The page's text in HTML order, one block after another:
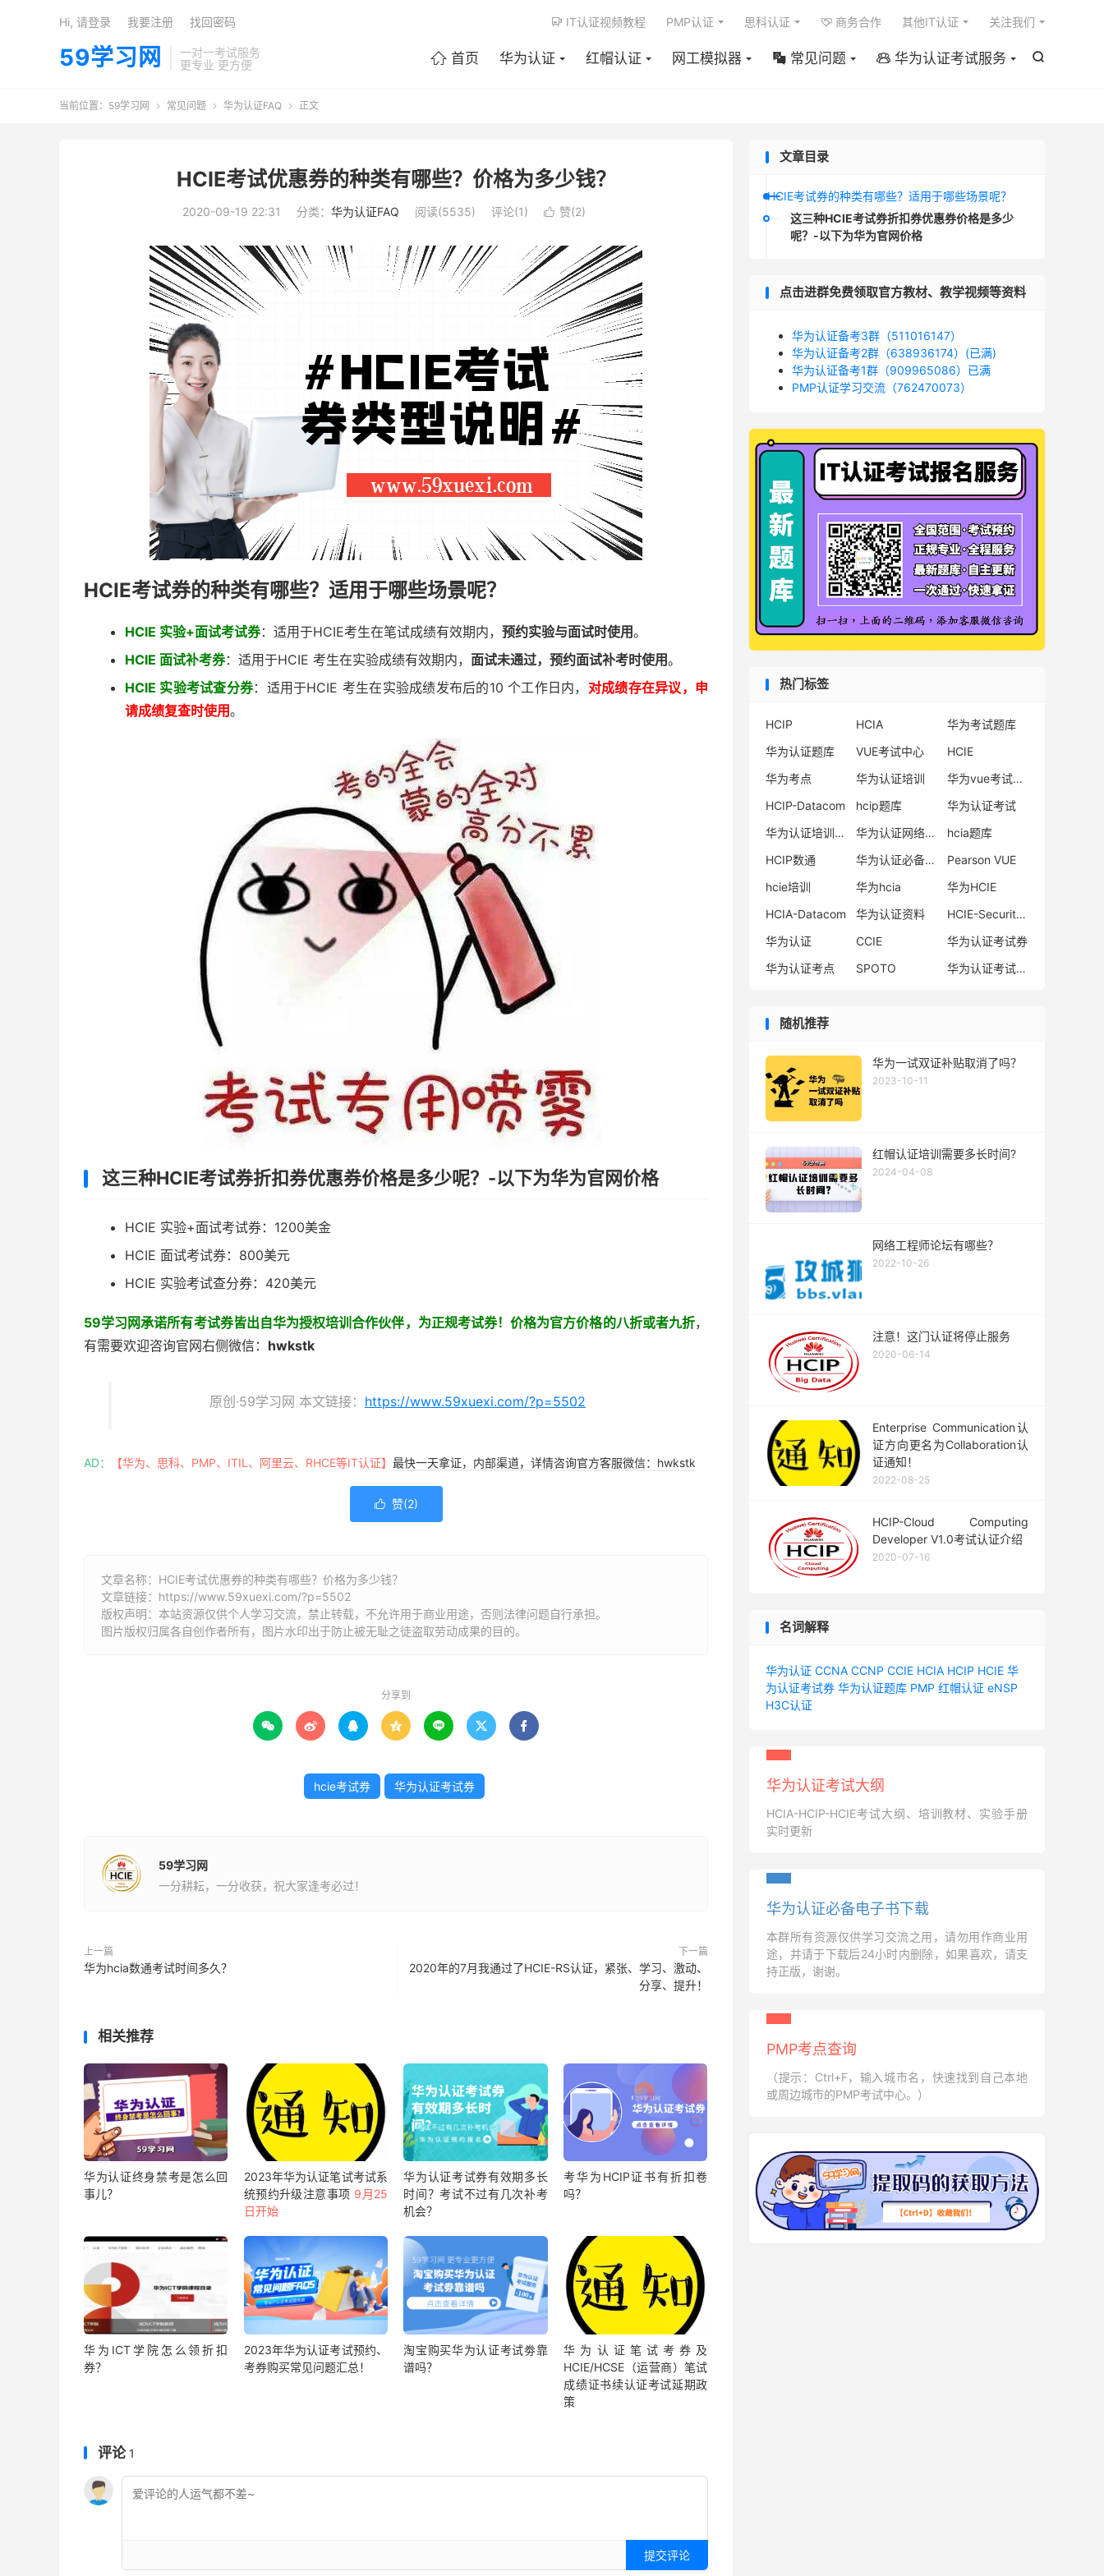
59学习网
一对一考试服务
更专业 更方便

 首页 华为认证 红帽认证 网工模拟器  常见问题  华为认证考试服务
 IT认证视频教程 PMP认证 思科认证  商务合作 其他IT认证 关注我们
Hi, 请登录 我要注册 找回密码
当前位置： 59学习网  常见问题  华为认证FAQ  正文
HCIE考试优惠券的种类有哪些？价格为多少钱？
2020-09-19 22:31 分类： 华为认证FAQ 阅读(5535) 评论(1)  赞(2)
HCIE考试券的种类有哪些？适用于哪些场景呢？
HCIE 实验+面试考试券：适用于HCIE考生在笔试成绩有效期内， 预约实验与面试时使用。
HCIE 面试补考券：适用于HCIE 考生在实验成绩有效期内， 面试未通过，预约面试补考时使用。
HCIE 实验考试查分券：适用于HCIE 考生在实验成绩发布后的10 个工作日内， 对成绩存在异议，申
请成绩复查时使用。
这三种HCIE考试券折扣券优惠券价格是多少呢？-以下为华为官网价格
HCIE 实验+面试考试券：1200美金
HCIE 面试考试券：800美元
HCIE 实验考试查分券：420美元
59学习网承诺所有考试券皆出自华为授权培训合作伙伴，为正规考试券！价格为官方价格的八折或者九折，
有需要欢迎咨询官网右侧微信： hwkstk
原创·59学习网 本文链接： https://www.59xuexi.com/?p=5502
AD： 【华为、思科、PMP、ITIL、阿里云、RHCE等IT认证】 最快一天拿证，内部渠道，详情咨询官方客服微信：hwkstk
 赞(2)
文章名称：HCIE考试优惠券的种类有哪些？价格为多少钱？
文章链接： https://www.59xuexi.com/?p=5502
版权声明：本站资源仅供个人学习交流，禁止转载，不允许用于商业用途，否则法律问题自行承担。
图片版权归属各自创作者所有，图片水印出于防止被无耻之徒盗取劳动成果的目的。
分享到
      
hcie考试券 华为认证考试券
59学习网
一分耕耘，一分收获，祝大家逢考必过！
上一篇
华为hcia数通考试时间多久？
下一篇
2020年的7月我通过了HCIE-RS认证，紧张、学习、激动、
分享、提升！
相关推荐
华为认证终身禁考是怎么回
事儿？
2023年华为认证笔试考试系
统预约升级注意事项 9月25
日开始
华为认证考试券有效期多长
时间？考试不过有几次补考
机会？
考华为HCIP证书有折扣卷
吗？
华为ICT学院怎么领折扣
券？
2023年华为认证考试预约、
考券购买常见问题汇总！
淘宝购买华为认证考试劵靠
谱吗？
华为认证笔试考券及
HCIE/HCSE（运营商）笔试
成绩证书续认证考试延期政
策
评论 1
提交评论
文章目录
HCIE考试券的种类有哪些？适用于哪些场景呢？
这三种HCIE考试券折扣券优惠券价格是多少
呢？-以下为华为官网价格
点击进群免费领取官方教材、教学视频等资料
华为认证备考3群（511016147）
华为认证备考2群（638936174）(已满)
华为认证备考1群（909965086）已满
PMP认证学习交流（762470073）
热门标签
HCIP HCIA
华为考试题库
华为认证题库
VUE考试中心
HCIE
华为考点
华为认证培训
华为vue考试中心
HCIP-Datacom
hcip题库
华为认证考试
华为认证培训机构
华为认证网络工程师
hcia题库
HCIP数通
华为认证必备电子书系列
Pearson VUE
hcie培训
华为hcia
华为HCIE
HCIA-Datacom
华为认证资料
HCIE-Security备考指南
华为认证
CCIE
华为认证考试券
华为认证考点
SPOTO 华为认证考试费用
随机推荐
华为一试双证补贴取消了吗？
2023-10-11
红帽认证培训需要多长时间?
2024-04-08
网络工程师论坛有哪些？
2022-10-26
注意！这门认证将停止服务
2020-06-14
Enterprise Communication认
证方向更名为Collaboration认
证通知！
2022-08-25
HCIP-Cloud Computing
Developer V1.0考试认证介绍
2020-07-16
名词解释
华为认证 CCNA CCNP CCIE HCIA HCIP HCIE 华
为认证考试券 华为认证题库 PMP 红帽认证 eNSP
H3C认证
华为认证考试大纲
HCIA-HCIP-HCIE考试大纲、培训教材、实验手册
实时更新
华为认证必备电子书下载
本群所有资源仅供学习交流之用，请勿用作商业用
途，并请于下载后24小时内删除，如果喜欢，请支
持正版，谢谢。
PMP考点查询
（提示：Ctrl+F，输入城市名，快速找到自己本地
或周边城市的PMP考试中心。）